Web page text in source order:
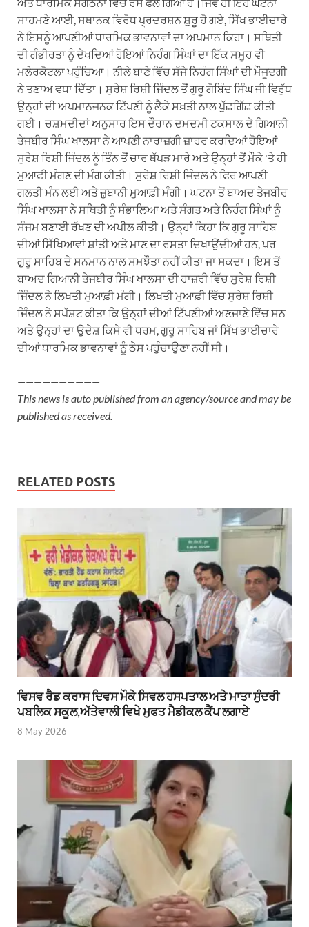
ਸਾਹਮਣੇ ਆਈ, ਸਥਾਨਕ ਵਿਰੋਧ ਪ੍ਰਦਰਸ਼ਨ ਸ਼ੁਰੂ ਹੋ ਗਏ, ਸਿੱਖ ਭਾਈਚਾਰੇ
ਨੇ ਇਸਨੂੰ ਆਪਣੀਆਂ ਧਾਰਮਿਕ ਭਾਵਨਾਵਾਂ ਦਾ ਅਪਮਾਨ ਕਿਹਾ। ਸਥਿਤੀ
ਦੀ ਗੰਭੀਰਤਾ ਨੂੰ ਦੇਖਦਿਆਂ ਹੋਇਆਂ ਨਿਹੰਗ ਸਿੰਘਾਂ ਦਾ ਇੱਕ ਸਮੂਹ ਵੀ
ਮਲੇਰਕੋਟਲਾ ਪਹੁੰਚਿਆ। ਨੀਲੇ ਬਾਣੇ ਵਿੱਚ ਸੱਜੇ ਨਿਹੰਗ ਸਿੰਘਾਂ ਦੀ ਮੌਜੂਦਗੀ
ਨੇ ਤਣਾਅ ਵਧਾ ਦਿੱਤਾ। ਸੁਰੇਸ਼ ਰਿਸ਼ੀ ਜਿੰਦਲ ਤੋਂ ਗੁਰੂ ਗੋਬਿੰਦ ਸਿੰਘ ਜੀ ਵਿਰੁੱਧ
ਉਨ੍ਹਾਂ ਦੀ ਅਪਮਾਨਜਨਕ ਟਿੱਪਣੀ ਨੂੰ ਲੈਕੇ ਸਖ਼ਤੀ ਨਾਲ ਪੁੱਛਗਿੱਛ ਕੀਤੀ
ਗਈ। ਚਸ਼ਮਦੀਦਾਂ ਅਨੁਸਾਰ ਇਸ ਦੌਰਾਨ ਦਮਦਮੀ ਟਕਸਾਲ ਦੇ ਗਿਆਨੀ
ਤੇਜਬੀਰ ਸਿੰਘ ਖਾਲਸਾ ਨੇ ਆਪਣੀ ਨਾਰਾਜ਼ਗੀ ਜ਼ਾਹਰ ਕਰਦਿਆਂ ਹੋਇਆਂ
ਸੁਰੇਸ਼ ਰਿਸ਼ੀ ਜਿੰਦਲ ਨੂੰ ਤਿੰਨ ਤੋਂ ਚਾਰ ਥੱਪੜ ਮਾਰੇ ਅਤੇ ਉਨ੍ਹਾਂ ਤੋਂ ਮੌਕੇ 'ਤੇ ਹੀ
ਮੁਆਫ਼ੀ ਮੰਗਣ ਦੀ ਮੰਗ ਕੀਤੀ। ਸੁਰੇਸ਼ ਰਿਸ਼ੀ ਜਿੰਦਲ ਨੇ ਫਿਰ ਆਪਣੀ
ਗਲਤੀ ਮੰਨ ਲਈ ਅਤੇ ਜ਼ੁਬਾਨੀ ਮੁਆਫ਼ੀ ਮੰਗੀ। ਘਟਨਾ ਤੋਂ ਬਾਅਦ ਤੇਜਬੀਰ
ਸਿੰਘ ਖਾਲਸਾ ਨੇ ਸਥਿਤੀ ਨੂੰ ਸੰਭਾਲਿਆ ਅਤੇ ਸੰਗਤ ਅਤੇ ਨਿਹੰਗ ਸਿੰਘਾਂ ਨੂੰ
ਸੰਜਮ ਬਣਾਈ ਰੱਖਣ ਦੀ ਅਪੀਲ ਕੀਤੀ। ਉਨ੍ਹਾਂ ਕਿਹਾ ਕਿ ਗੁਰੂ ਸਾਹਿਬ
ਦੀਆਂ ਸਿੱਖਿਆਵਾਂ ਸ਼ਾਂਤੀ ਅਤੇ ਮਾਣ ਦਾ ਰਸਤਾ ਦਿਖਾਉਂਦੀਆਂ ਹਨ, ਪਰ
ਗੁਰੂ ਸਾਹਿਬ ਦੇ ਸਨਮਾਨ ਨਾਲ ਸਮਝੌਤਾ ਨਹੀਂ ਕੀਤਾ ਜਾ ਸਕਦਾ। ਇਸ ਤੋਂ
ਬਾਅਦ ਗਿਆਨੀ ਤੇਜਬੀਰ ਸਿੰਘ ਖਾਲਸਾ ਦੀ ਹਾਜ਼ਰੀ ਵਿੱਚ ਸੁਰੇਸ਼ ਰਿਸ਼ੀ
ਜਿੰਦਲ ਨੇ ਲਿਖਤੀ ਮੁਆਫ਼ੀ ਮੰਗੀ। ਲਿਖਤੀ ਮੁਆਫ਼ੀ ਵਿੱਚ ਸੁਰੇਸ਼ ਰਿਸ਼ੀ
ਜਿੰਦਲ ਨੇ ਸਪੱਸ਼ਟ ਕੀਤਾ ਕਿ ਉਨ੍ਹਾਂ ਦੀਆਂ ਟਿੱਪਣੀਆਂ ਅਣਜਾਣੇ ਵਿੱਚ ਸਨ
ਅਤੇ ਉਨ੍ਹਾਂ ਦਾ ਉਦੇਸ਼ ਕਿਸੇ ਵੀ ਧਰਮ, ਗੁਰੂ ਸਾਹਿਬ ਜਾਂ ਸਿੱਖ ਭਾਈਚਾਰੇ
ਦੀਆਂ ਧਾਰਮਿਕ ਭਾਵਨਾਵਾਂ ਨੂੰ ਠੇਸ ਪਹੁੰਚਾਉਣਾ ਨਹੀਂ ਸੀ।
——————————
This news is auto published from an agency/source and may be
published as received.
RELATED POSTS
ਵਿਸਵ ਰੈਡ ਕਰਾਸ ਦਿਵਸ ਮੌਕੇ ਸਿਵਲ ਹਸਪਤਾਲ ਅਤੇ ਮਾਤਾ ਸੁੰਦਰੀ
ਪਬਲਿਕ ਸਕੂਲ,ਅੱਤੇਵਾਲੀ ਵਿਖੇ ਮੁਫਤ ਮੈਡੀਕਲ ਕੈਂਪ ਲਗਾਏ
8 May 2026